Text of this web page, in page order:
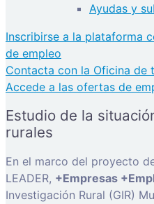
Ayudas y
Inscribirse a la plataforma
de empleo
Contacta con la Oficina de
Accede a las ofertas de
Estudio de la
rurales
En el marco del proyecto
LEADER, +Empresas
Investigación Rural (GIR)